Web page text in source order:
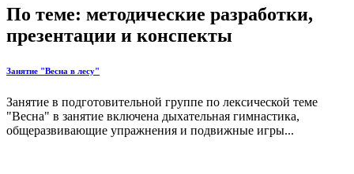
По теме: методические разработки,
презентации и конспекты
Занятие "Весна в лесу"
Занятие в подготовительной группе по лексической теме
"Весна" в занятие включена дыхательная гимнастика,
общеразвивающие упражнения и подвижные игры...